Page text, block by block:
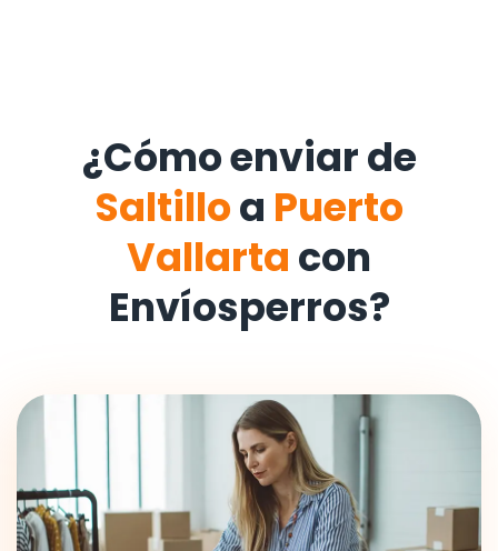
¿Cómo enviar de
Saltilloa Puerto
Vallarta con
Envíosperros?